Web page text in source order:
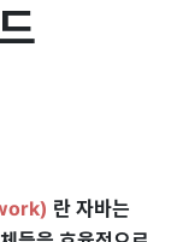
란 자바는